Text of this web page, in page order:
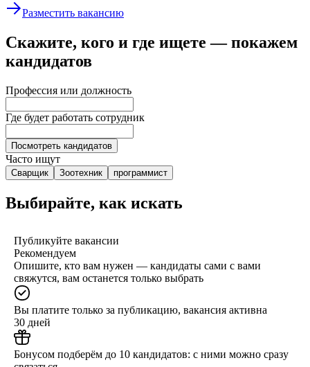
Разместить вакансию
Скажите, кого и где ищете — покажем
кандидатов
Профессия или должность
Где будет работать сотрудник
Посмотреть кандидатов
Часто ищут
Сварщик Зоотехник программист
Выбирайте, как искать
Публикуйте вакансии
Рекомендуем
Опишите, кто вам нужен — кандидаты сами с вами
свяжутся, вам останется только выбрать
Вы платите только за публикацию, вакансия активна
30 дней
Бонусом подберём до 10 кандидатов: с ними можно сразу